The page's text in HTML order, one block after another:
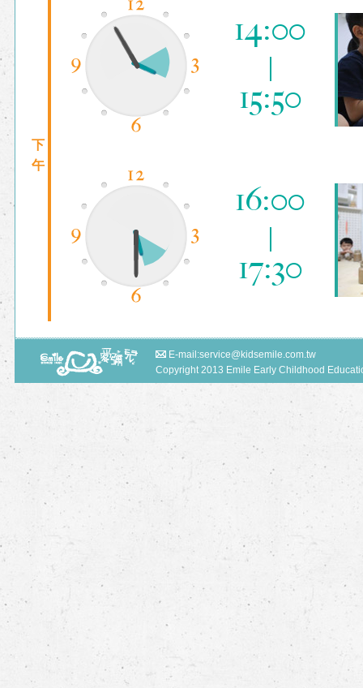
下
午
14:00
15:50
16:00
17:30
E-mail:service@kidsemile.com.tw
Copyright 2013 Emile Early Childhood